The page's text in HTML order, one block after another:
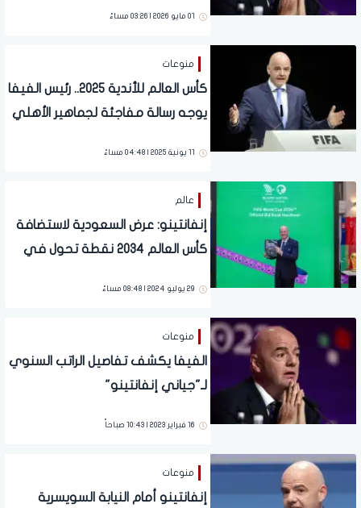
01 مايو 2026 | 03:26 مساءً
منوعات
كأس العالم للأندية 2025.. رئيس الفيفا
يوجه رسالة مفاجئة لجماهير الأهلي
11 يونية 2025 | 04:48 مساءً
عالم
إنفانتينو: عرض السعودية لاستضافة
كأس العالم 2034 نقطة تحول في
29 يوليو 2024 | 08:48 مساءً
منوعات
الفيفا يكشف تفاصيل الراتب السنوي
لـ"جياني إنفانتينو"
16 فبراير 2023 | 10:43 صباحاً
منوعات
إنفانتينو أمام النيابة السويسرية